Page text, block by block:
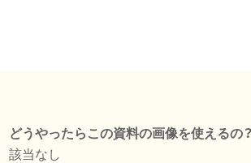
どうやったらこの資料の画像を使えるの？
該当なし